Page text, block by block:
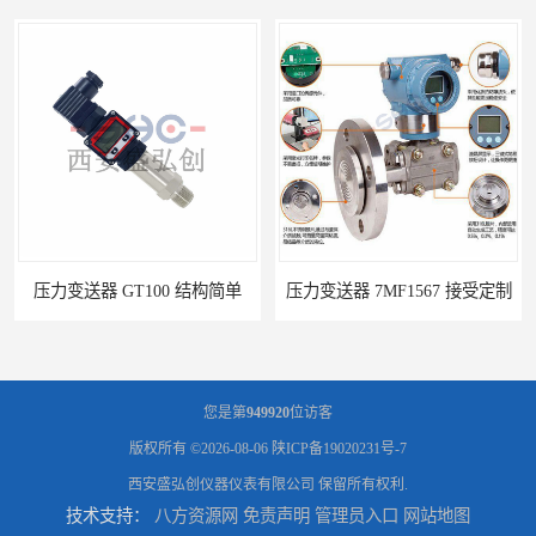
压力变送器 GT100 结构简单 压力变送器 7MF1567 接受定制
您是第949920位访客
版权所有 ©2026-08-06 陕ICP备19020231号-7
西安盛弘创仪器仪表有限公司 保留所有权利.
技术支持： 八方资源网 免责声明 管理员入口 网站地图